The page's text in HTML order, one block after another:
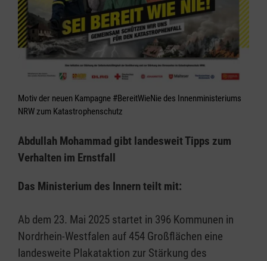
Motiv der neuen Kampagne #BereitWieNie des Innenministeriums
NRW zum Katastrophenschutz
Abdullah Mohammad gibt landesweit Tipps zum
Verhalten im Ernstfall
Das Ministerium des Innern teilt mit:
Ab dem 23. Mai 2025 startet in 396 Kommunen in
Nordrhein-Westfalen auf 454 Großflächen eine
landesweite Plakataktion zur Stärkung des